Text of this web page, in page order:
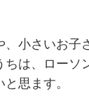
、小さいお子
ちは、ローソ
思ます。